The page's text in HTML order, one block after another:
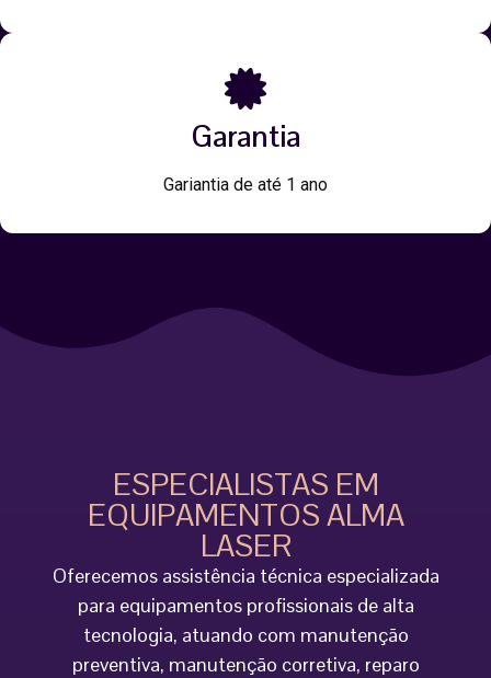
Garantia
Gariantia de até 1 ano
ESPECIALISTAS EM
EQUIPAMENTOS ALMA
LASER
Oferecemos assistência técnica especializada
para equipamentos profissionais de alta
tecnologia, atuando com manutenção
preventiva, manutenção corretiva, reparo